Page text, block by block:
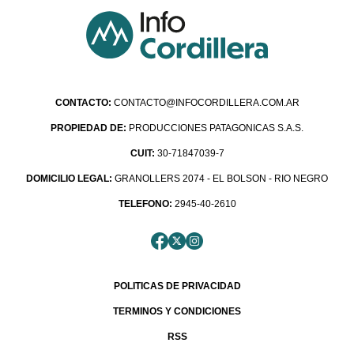
CONTACTO: CONTACTO@INFOCORDILLERA.COM.AR
PROPIEDAD DE: PRODUCCIONES PATAGONICAS S.A.S.
CUIT: 30-71847039-7
DOMICILIO LEGAL: GRANOLLERS 2074 - EL BOLSON - RIO NEGRO
TELEFONO: 2945-40-2610
POLITICAS DE PRIVACIDAD
TERMINOS Y CONDICIONES
RSS